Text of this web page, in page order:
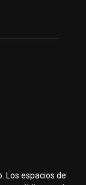
Los espacios de